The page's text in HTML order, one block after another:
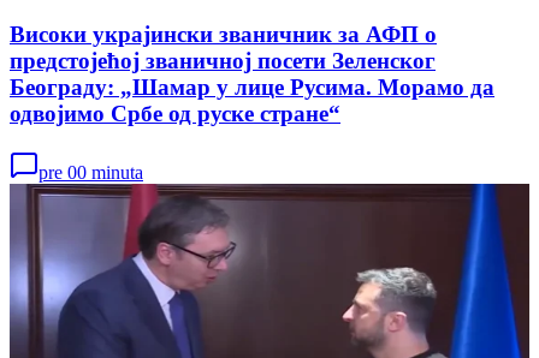
Високи украјински званичник за АФП о
предстојећој званичној посети Зеленског
Београду: „Шамар у лице Русима. Морамо да
одвојимо Србе од руске стране“
pre 00 minuta